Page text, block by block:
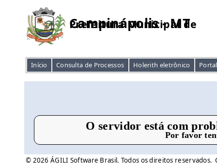
Prefeitura Municipal de
Campinápolis - MT
Início Consulta de Processos Holerith eletrônico
O servidor está com
Por favor
© 2026 ÁGILI Software Brasil. Todos os direitos reservados.